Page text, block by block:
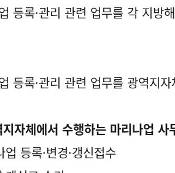
등록·관리 관련 업무를 각 지방
등록·관리 관련 업무를 광역지
자체에서 수행하는 마리나업 사
업 등록·변경·갱신접수